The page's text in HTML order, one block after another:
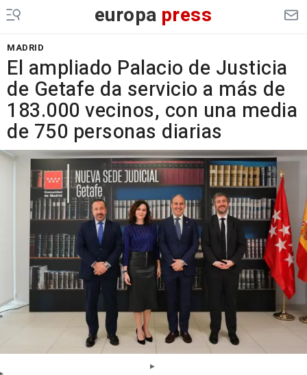
europa press
MADRID
El ampliado Palacio de Justicia
de Getafe da servicio a más de
183.000 vecinos, con una media
de 750 personas diarias